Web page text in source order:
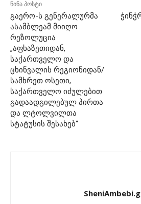
წინა პოსტი
გაერო-ს გენერალურმა
ასამბლეამ მიიღო
რეზოლუცია
„აფხაზეთიდან,
საქართველო და
ცხინვალის რეგიონიდან/
სამხრეთ ოსეთი,
საქართველო იძულებით
გადაადგილებულ პირთა
და ლტოლვილთა
სტატუსის შესახებ“